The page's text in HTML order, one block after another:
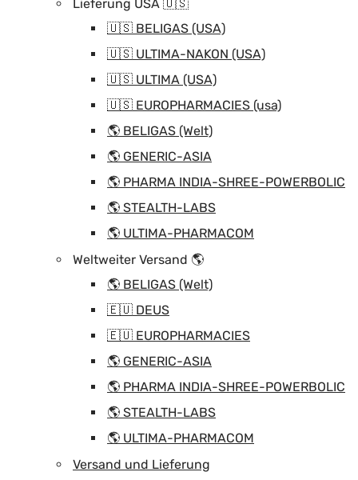
Lieferung USA 🇺🇸
🇺🇸 BELIGAS (USA)
🇺🇸 ULTIMA-NAKON (USA)
🇺🇸 ULTIMA (USA)
🇺🇸 EUROPHARMACIES (usa)
🌎 BELIGAS (Welt)
🌎 GENERIC-ASIA
🌎 PHARMA INDIA-SHREE-POWERBOLIC
🌎 STEALTH-LABS
🌎 ULTIMA-PHARMACOM
Weltweiter Versand 🌎
🌎 BELIGAS (Welt)
🇪🇺 DEUS
🇪🇺 EUROPHARMACIES
🌎 GENERIC-ASIA
🌎 PHARMA INDIA-SHREE-POWERBOLIC
🌎 STEALTH-LABS
🌎 ULTIMA-PHARMACOM
Versand und Lieferung